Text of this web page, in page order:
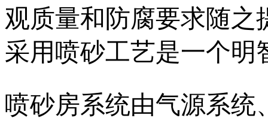
观质量和防腐要求随之
采用喷砂工艺是一个明
喷砂房系统由气源系统